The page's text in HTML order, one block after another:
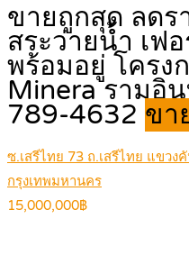
ขายถูกสุด ลดร
สระว่ายน้ำ เฟ
พร้อมอยู่ โครง
Minera รามอิ
789-4632 ขา
ซ.เสรีไทย 73 ถ.เสรีไทย แขวง
กรุงเทพมหานคร
15,000,000฿